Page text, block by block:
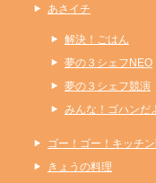
あさイチ
解決！ごはん
夢の３シェフNEO
夢の３シェフ競演
みんな！ゴハンだ
ゴー！ゴー！キッチ
きょうの料理